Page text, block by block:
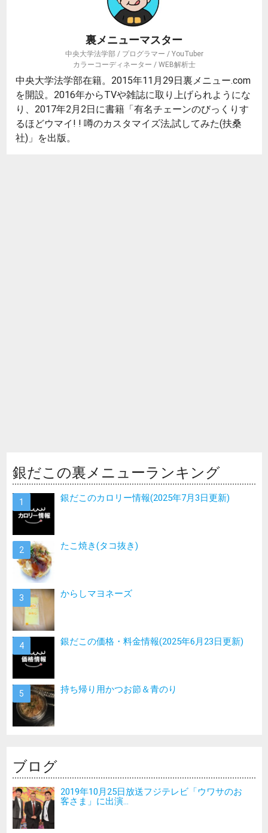
裏メニューマスター
中央大学法学部 / プログラマー / YouTuber
カラーコーディネーター / WEB解析士
中央大学法学部在籍。2015年11月29日裏メニュー.com
を開設。2016年からTVや雑誌に取り上げられようにな
り、2017年2月2日に書籍「有名チェーンのびっくりす
るほどウマイ! ! 噂のカスタマイズ法,試してみた(扶桑
社)」を出版。
銀だこの裏メニューランキング
銀だこのカロリー情報(2025年7月3日更新)
たこ焼き(タコ抜き)
からしマヨネーズ
銀だこの価格・料金情報(2025年6月23日更新)
持ち帰り用かつお節＆青のり
ブログ
2019年10月25日放送フジテレビ「ウワサのお
客さま」に出演...